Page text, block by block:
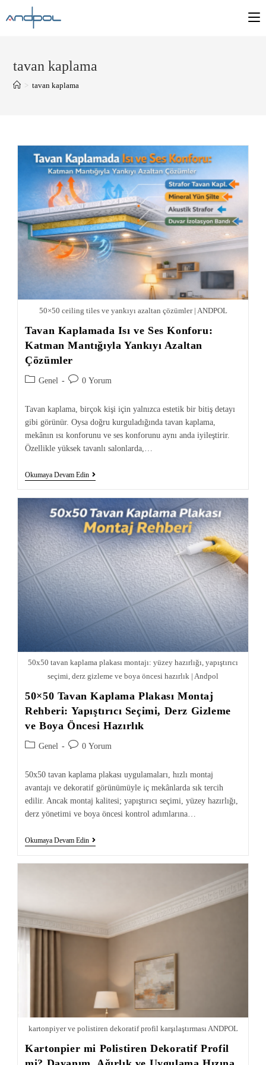
tavan kaplama
> tavan kaplama
50×50 ceiling tiles ve yankıyı azaltan çözümler | ANDPOL
Tavan Kaplamada Isı ve Ses Konforu:
Katman Mantığıyla Yankıyı Azaltan
Çözümler
Genel 0 Yorum
Tavan kaplama, birçok kişi için yalnızca estetik bir bitiş detayı
gibi görünür. Oysa doğru kurguladığında tavan kaplama,
mekânın ısı konforunu ve ses konforunu aynı anda iyileştirir.
Özellikle yüksek tavanlı salonlarda,…
Okumaya Devam Edin
50x50 tavan kaplama plakası montajı: yüzey hazırlığı, yapıştırıcı
seçimi, derz gizleme ve boya öncesi hazırlık | Andpol
50×50 Tavan Kaplama Plakası Montaj
Rehberi: Yapıştırıcı Seçimi, Derz Gizleme
ve Boya Öncesi Hazırlık
Genel 0 Yorum
50x50 tavan kaplama plakası uygulamaları, hızlı montaj
avantajı ve dekoratif görünümüyle iç mekânlarda sık tercih
edilir. Ancak montaj kalitesi; yapıştırıcı seçimi, yüzey hazırlığı,
derz yönetimi ve boya öncesi kontrol adımlarına…
Okumaya Devam Edin
kartonpiyer ve polistiren dekoratif profil karşılaştırması ANDPOL
Kartonpier mi Polistiren Dekoratif Profil